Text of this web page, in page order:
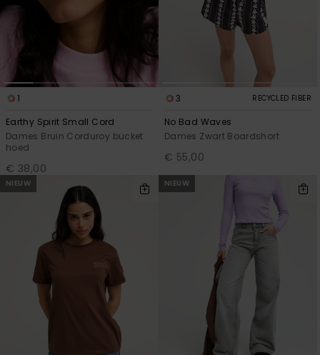
1
Earthy Spirit Small Cord
Dames Bruin Corduroy bucket
hoed
€ 38,00
3 RECYCLED FIBER
No Bad Waves
Dames Zwart Boardshort
€ 55,00
NIEUW NIEUW